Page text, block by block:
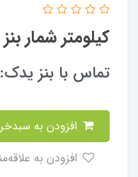
کیلومتر شمار بنز w203 مدل 2007
تماس با بنز یدک: 02133931491